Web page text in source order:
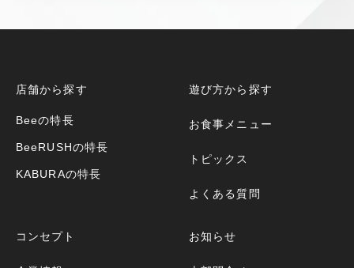
店舗から探す
Beeの特長
BeeRUSHの特長
KABURAの特長
遊び方から探す
お食事メニュー
トピックス
よくある質問
コンセプト お知らせ